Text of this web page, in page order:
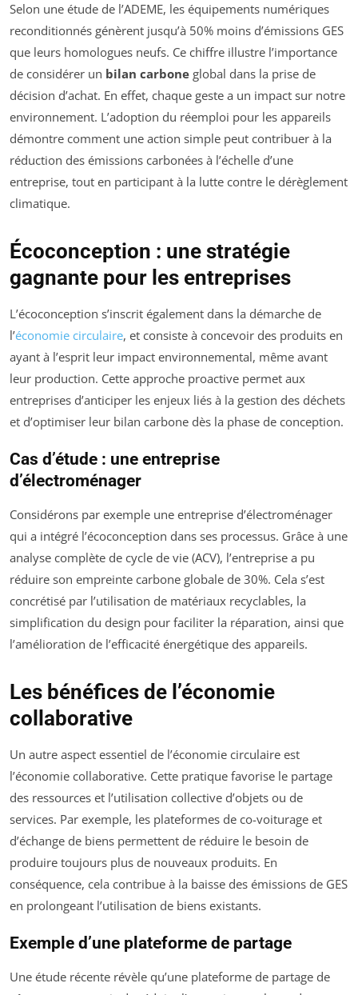
Selon une étude de l’ADEME, les équipements numériques
reconditionnés génèrent jusqu’à 50% moins d’émissions GES
que leurs homologues neufs. Ce chiffre illustre l’importance
de considérer un bilan carbone global dans la prise de
décision d’achat. En effet, chaque geste a un impact sur notre
environnement. L’adoption du réemploi pour les appareils
démontre comment une action simple peut contribuer à la
réduction des émissions carbonées à l’échelle d’une
entreprise, tout en participant à la lutte contre le dérèglement
climatique.
Écoconception : une stratégie
gagnante pour les entreprises
L’écoconception s’inscrit également dans la démarche de
l’économie circulaire, et consiste à concevoir des produits en
ayant à l’esprit leur impact environnemental, même avant
leur production. Cette approche proactive permet aux
entreprises d’anticiper les enjeux liés à la gestion des déchets
et d’optimiser leur bilan carbone dès la phase de conception.
Cas d’étude : une entreprise
d’électroménager
Considérons par exemple une entreprise d’électroménager
qui a intégré l’écoconception dans ses processus. Grâce à une
analyse complète de cycle de vie (ACV), l’entreprise a pu
réduire son empreinte carbone globale de 30%. Cela s’est
concrétisé par l’utilisation de matériaux recyclables, la
simplification du design pour faciliter la réparation, ainsi que
l’amélioration de l’efficacité énergétique des appareils.
Les bénéfices de l’économie
collaborative
Un autre aspect essentiel de l’économie circulaire est
l’économie collaborative. Cette pratique favorise le partage
des ressources et l’utilisation collective d’objets ou de
services. Par exemple, les plateformes de co-voiturage et
d’échange de biens permettent de réduire le besoin de
produire toujours plus de nouveaux produits. En
conséquence, cela contribue à la baisse des émissions de GES
en prolongeant l’utilisation de biens existants.
Exemple d’une plateforme de partage
Une étude récente révèle qu’une plateforme de partage de